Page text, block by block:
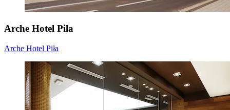
Arche Hotel Piła
Arche Hotel Piła